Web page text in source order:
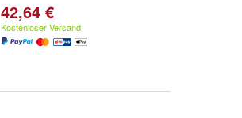
42,64 €
Kostenloser Versand